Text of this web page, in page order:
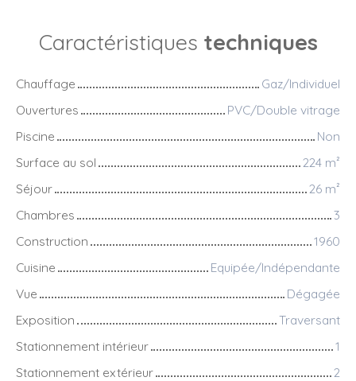
Caractéristiques techniques
Chauffage
Gaz/Individuel
Ouvertures
PVC/Double vitrage
Piscine
Non
Surface au sol
224 m²
Séjour
26 m²
Chambres
3
Construction
1960
Cuisine
Equipée/Indépendante
Vue
Dégagée
Exposition
Traversant
Stationnement intérieur
1
Stationnement extérieur
2